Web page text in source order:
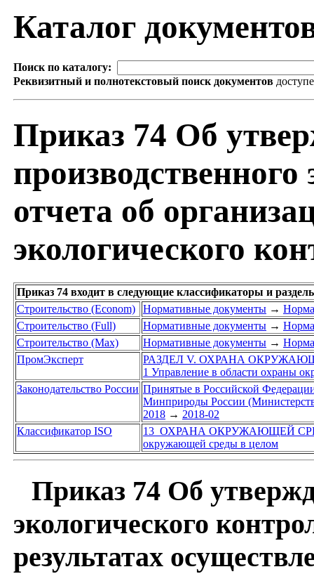
Каталог
Поиск по каталогу:
Реквизитный и полнотекстовый поиск документов
Приказ 74 Об
отчета об
экологического
Приказ 74 входит в следующие классификаторы и
Строительство (Econom)
Нормативные документы →
Строительство (Full)
Нормативные документы →
Строительство (Max)
Нормативные документы →
ПромЭксперт
РАЗДЕЛ V. ОХРАНА
1 Управление в области охраны
Законодательство России Принятые в Российской
Минприроды России
2018 → 2018-02
Классификатор ISO
13 ОХРАНА ОКРУЖАЮЩЕЙ
окружающей среды в целом
Приказ 74 Об
экологического
результатах